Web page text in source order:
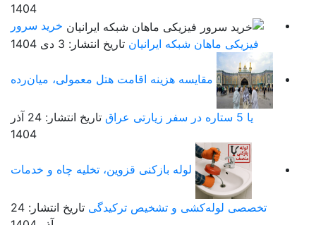
1404
خرید سرور
فیزیکی ماهان شبکه ایرانیان تاریخ انتشار: 3 دی 1404
مقایسه هزینه اقامت هتل معمولی، میان‌رده
تاریخ انتشار: 24 آذر
1404
لوله بازکنی قزوین، تخلیه چاه و خدمات
تخصصی لوله‌کشی و تشخیص ترکیدگی
تاریخ انتشار: 24